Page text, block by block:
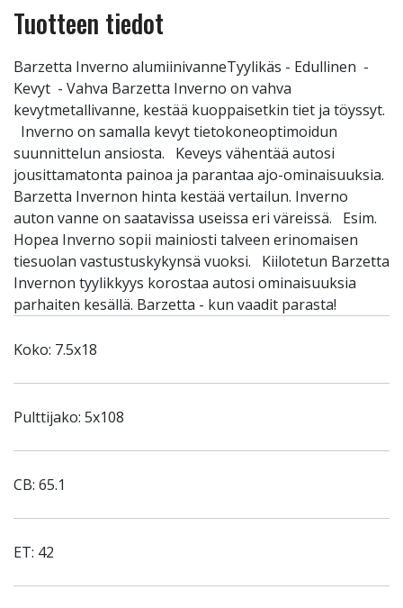
Tuotteen tiedot
Barzetta Inverno alumiinivanneTyylikäs - Edullinen -
Kevyt - Vahva Barzetta Inverno on vahva
kevytmetallivanne, kestää kuoppaisetkin tiet ja töyssyt.
Inverno on samalla kevyt tietokoneoptimoidun
suunnittelun ansiosta. Keveys vähentää autosi
jousittamatonta painoa ja parantaa ajo-ominaisuuksia.
Barzetta Invernon hinta kestää vertailun. Inverno
auton vanne on saatavissa useissa eri väreissä. Esim.
Hopea Inverno sopii mainiosti talveen erinomaisen
tiesuolan vastustuskykynsä vuoksi. Kiilotetun Barzetta
Invernon tyylikkyys korostaa autosi ominaisuuksia
parhaiten kesällä. Barzetta - kun vaadit parasta!
Koko: 7.5x18
Pulttijako: 5x108
CB: 65.1
ET: 42